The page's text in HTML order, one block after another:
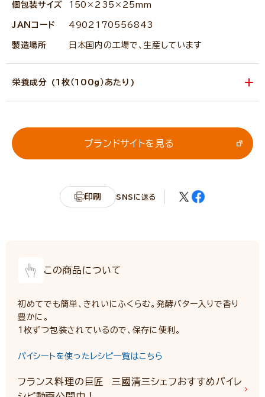
個包装サイズ 150×235×25mm
JANコード 4902170556843
製造場所 日本国内の工場で、生産しています
栄養成分 (1枚（100g）あたり)
20.5g
炭水化物 40.1g
48mg
ブランドサイトを見る
印刷 SNSに送る
この商品について
初めてでも簡単、きれいにふくらむ。発酵バター入りで香り
豊かに。
1枚ずつ包装されているので、保存に便利。
パイシートを使ったレシピ一覧はこちら
フランス料理の巨匠 三國清三シェフおすすめパイレ